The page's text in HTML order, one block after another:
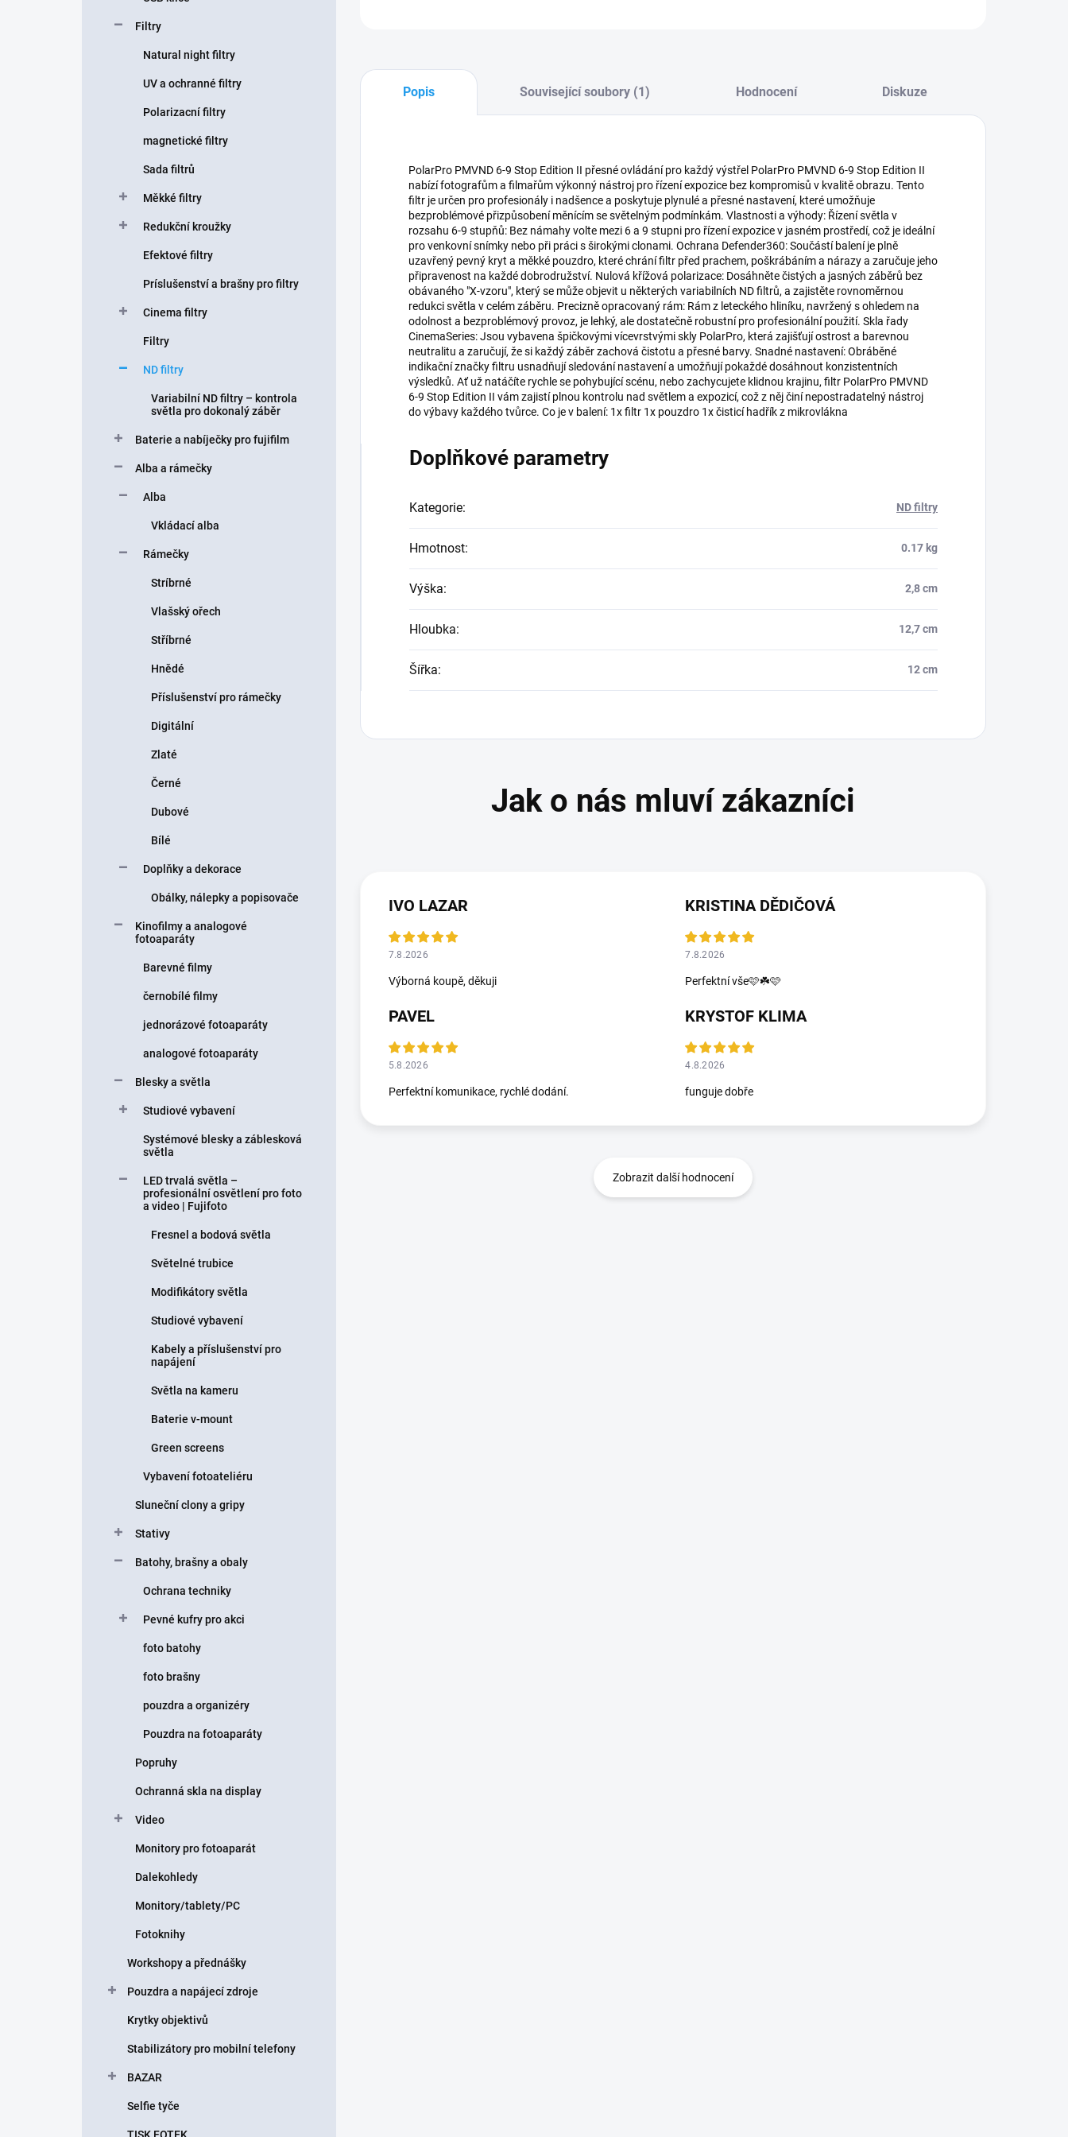
Filtry
Natural night filtry
UV a ochranné filtry
Polarizacní filtry
magnetické filtry
Sada filtrů
Měkké filtry
Redukční kroužky
Efektové filtry
Príslušenství a brašny pro filtry
Cinema filtry
Filtry
ND filtry
Variabilní ND filtry – kontrola
světla pro dokonalý záběr
Baterie a nabíječky pro fujifilm
Alba a rámečky
Alba
Vkládací alba
Rámečky
Stríbrné
Vlašský ořech
Stříbrné
Hnědé
Příslušenství pro rámečky
Digitální
Zlaté
Černé
Dubové
Bílé
Doplňky a dekorace
Obálky, nálepky a popisovače
Kinofilmy a analogové
fotoaparáty
Barevné filmy
černobílé filmy
jednorázové fotoaparáty
analogové fotoaparáty
Blesky a světla
Studiové vybavení
Systémové blesky a záblesková
světla
LED trvalá světla –
profesionální osvětlení pro foto
a video | Fujifoto
Fresnel a bodová světla
Světelné trubice
Modifikátory světla
Studiové vybavení
Kabely a příslušenství pro
napájení
Světla na kameru
Baterie v-mount
Green screens
Vybavení fotoateliéru
Sluneční clony a gripy
Stativy
Batohy, brašny a obaly
Ochrana techniky
Pevné kufry pro akci
foto batohy
foto brašny
pouzdra a organizéry
Pouzdra na fotoaparáty
Popruhy
Ochranná skla na display
Video
Monitory pro fotoaparát
Dalekohledy
Monitory/tablety/PC
Fotoknihy
Workshopy a přednášky
Pouzdra a napájecí zdroje
Krytky objektivů
Stabilizátory pro mobilní telefony
BAZAR
Selfie tyče
Popis Související soubory (1) Hodnocení Diskuze
PolarPro PMVND 6-9 Stop Edition II přesné ovládání pro každý výstřel PolarPro PMVND 6-9 Stop Edition II
nabízí fotografům a filmařům výkonný nástroj pro řízení expozice bez kompromisů v kvalitě obrazu. Tento
filtr je určen pro profesionály i nadšence a poskytuje plynulé a přesné nastavení, které umožňuje
bezproblémové přizpůsobení měnícím se světelným podmínkám. Vlastnosti a výhody: Řízení světla v
rozsahu 6-9 stupňů: Bez námahy volte mezi 6 a 9 stupni pro řízení expozice v jasném prostředí, což je ideální
pro venkovní snímky nebo při práci s širokými clonami. Ochrana Defender360: Součástí balení je plně
uzavřený pevný kryt a měkké pouzdro, které chrání filtr před prachem, poškrábáním a nárazy a zaručuje jeho
připravenost na každé dobrodružství. Nulová křížová polarizace: Dosáhněte čistých a jasných záběrů bez
obávaného "X-vzoru", který se může objevit u některých variabilních ND filtrů, a zajistěte rovnoměrnou
redukci světla v celém záběru. Precizně opracovaný rám: Rám z leteckého hliníku, navržený s ohledem na
odolnost a bezproblémový provoz, je lehký, ale dostatečně robustní pro profesionální použití. Skla řady
CinemaSeries: Jsou vybavena špičkovými vícevrstvými skly PolarPro, která zajišťují ostrost a barevnou
neutralitu a zaručují, že si každý záběr zachová čistotu a přesné barvy. Snadné nastavení: Obráběné
indikační značky filtru usnadňují sledování nastavení a umožňují pokaždé dosáhnout konzistentních
výsledků. Ať už natáčíte rychle se pohybující scénu, nebo zachycujete klidnou krajinu, filtr PolarPro PMVND
6-9 Stop Edition II vám zajistí plnou kontrolu nad světlem a expozicí, což z něj činí nepostradatelný nástroj
do výbavy každého tvůrce. Co je v balení: 1x filtr 1x pouzdro 1x čisticí hadřík z mikrovlákna
Doplňkové parametry
Kategorie: ND filtry
Hmotnost: 0.17 kg
Výška: 2,8 cm
Hloubka: 12,7 cm
Šířka: 12 cm
IVO LAZAR
7.8.2026
Výborná koupě, děkuji
KRISTINA DĚDIČOVÁ
7.8.2026
Perfektní vše🩷☘️🩷
PAVEL
5.8.2026
Perfektní komunikace, rychlé dodání.
KRYSTOF KLIMA
4.8.2026
funguje dobře
Zobrazit další hodnocení